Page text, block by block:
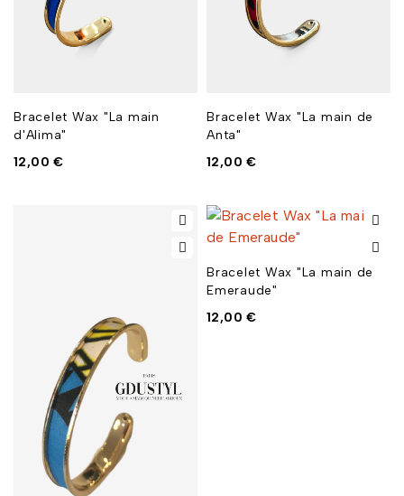
Bracelet Wax "La main
d'Alima"
12,00€
Bracelet Wax "La main de
Anta"
12,00€
Bracelet Wax "La main de
Emeraude"
12,00€